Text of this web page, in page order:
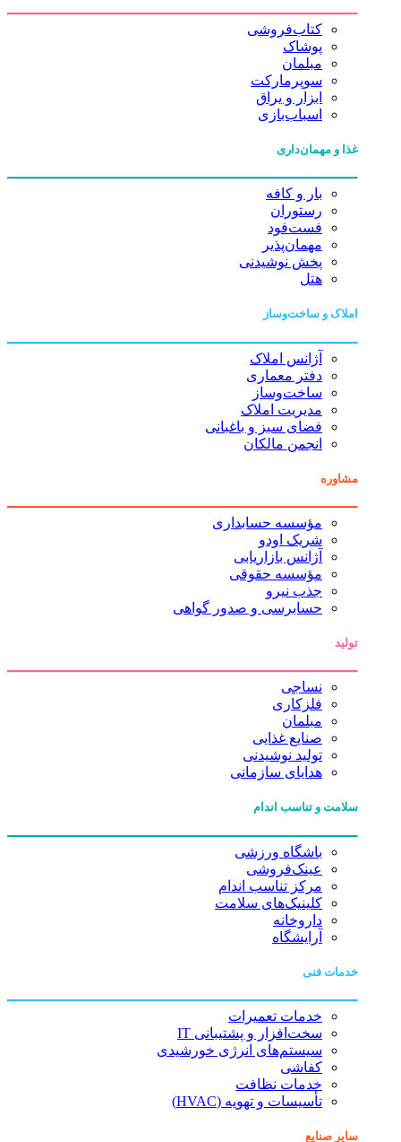
کتاب‌فروشی
پوشاک
مبلمان
سوپرمارکت
ابزار و یراق
اسباب‌بازی
غذا و مهمان‌داری
بار و کافه
رستوران
فست‌فود
مهمان‌پذیر
پخش نوشیدنی
هتل
املاک و ساخت‌وساز
آژانس املاک
دفتر معماری
ساخت‌وساز
مدیریت املاک
فضای سبز و باغبانی
انجمن مالکان
مشاوره
مؤسسه حسابداری
شریک اودو
آژانس بازاریابی
مؤسسه حقوقی
جذب نیرو
حسابرسی و صدور گواهی
تولید
نساجی
فلزکاری
مبلمان
صنایع غذایی
تولید نوشیدنی
هدایای سازمانی
سلامت و تناسب اندام
باشگاه ورزشی
عینک‌فروشی
مرکز تناسب اندام
کلینیک‌های سلامت
داروخانه
آرایشگاه
خدمات فنی
خدمات تعمیرات
سخت‌افزار و پشتیبانی IT
سیستم‌های انرژی خورشیدی
کفاشی
خدمات نظافت
تأسیسات و تهویه (HVAC)
سایر صنایع